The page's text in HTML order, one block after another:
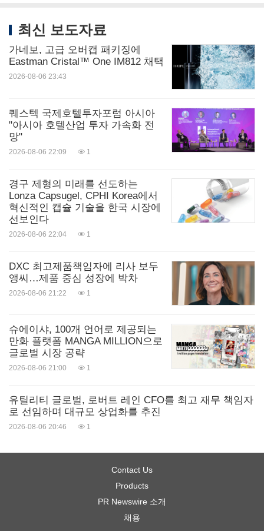
최신 보도자료
가네보, 고급 오버캡 패키징에
Eastman Cristal™ One IM812 채택
2026-08-06 23:43
퀘스텍 국제호텔투자포럼 아시아
"아시아 호텔산업 투자 가속화 전
망"
2026-08-06 22:09 1
경구 제형의 미래를 선도하는
Lonza Capsugel, CPHI Korea에서
혁신적인 캡슐 기술을 한국 시장에
선보인다
2026-08-06 22:04 1
DXC 최고제품책임자에 리사 보두
앵씨…제품 중심 성장에 박차
2026-08-06 21:22 1
슈에이샤, 100개 언어로 제공되는
만화 플랫폼 MANGA MILLION으로
글로벌 시장 공략
2026-08-06 21:00 1
유틸리티 글로벌, 로버트 레인 CFO를 최고 재무 책임자
로 선임하며 대규모 상업화를 추진
2026-08-06 20:46 1
Contact Us
Products
PR Newswire 소개
채용